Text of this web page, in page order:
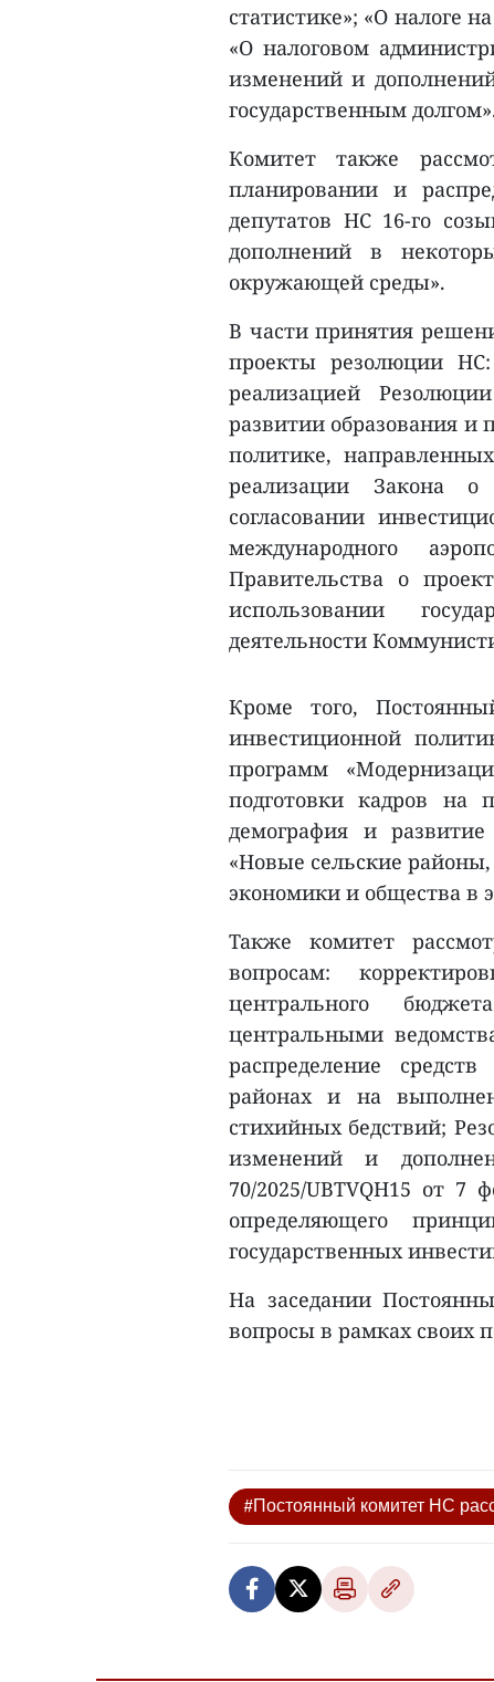
статистике»; «О налоге
«О налоговом
изменений и
государственным
Комитет также
планировании и
депутатов НС 16-го
дополнений в
окружающей среды».
В части принятия
проекты резолюции
реализацией
развитии образования и
политике,
реализации Закона о
согласовании
международного
Правительства о
использовании
деятельности
Кроме того,
инвестиционной
программ
подготовки кадров на
демография и
«Новые сельские
экономики и общества в
Также комитет
вопросам:
центрального
центральными
распределение
районах и на
стихийных бедствий;
изменений и
70/2025/UBTVQH15 от 7
определяющего
государственных
На заседании
вопросы в рамках своих
#Постоянный комитет НС